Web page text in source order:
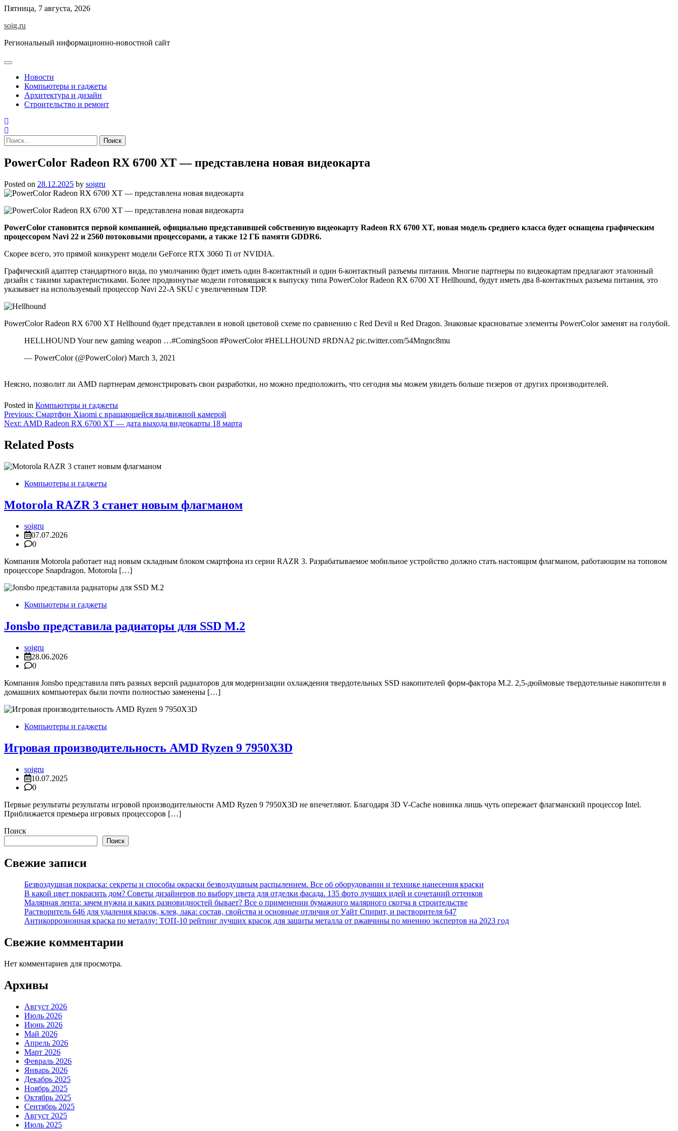
Skip
content
Пятница, 7 августа, 2026
soig.ru
Региональный информационно-новостной сайт
Новости
Компьютеры и гаджеты
Архитектура и дизайн
Строительство и ремонт
Найти:
PowerColor Radeon RX 6700 XT — представлена новая видеокарта
Posted on 28.12.2025 by soigru
PowerColor становится первой компанией, официально представившей собственную видеокарту Radeon RX 6700 XT, новая модель среднего класса будет оснащена графическим
процессором Navi 22 и 2560 потоковыми процессорами, а также 12 ГБ памяти GDDR6.
Скорее всего, это прямой конкурент модели GeForce RTX 3060 Ti от NVIDIA.
Графический адаптер стандартного вида, по умолчанию будет иметь один 8-контактный и один 6-контактный разъемы питания. Многие партнеры по видеокартам предлагают эталонный
дизайн с такими характеристиками. Более продвинутые модели готовящаяся к выпуску типа PowerColor Radeon RX 6700 XT Hellhound, будут иметь два 8-контактных разъема питания, это
указывает на используемый процессор Navi 22-A SKU с увеличенным TDP.
PowerColor Radeon RX 6700 XT Hellhound будет представлен в новой цветовой схеме по сравнению с Red Devil и Red Dragon. Знаковые красноватые элементы PowerColor заменят на голубой.
HELLHOUND Your new gaming weapon …#ComingSoon #PowerColor #HELLHOUND #RDNA2 pic.twitter.com/54Mngnc8mu
— PowerColor (@PowerColor) March 3, 2021
Неясно, позволит ли AMD партнерам демонстрировать свои разработки, но можно предположить, что сегодня мы можем увидеть больше тизеров от других производителей.
Posted in Компьютеры и гаджеты
Навигация
по
записям
Previous: Смартфон Xiaomi с вращающейся выдвижной камерой
Next: AMD Radeon RX 6700 XT — дата выхода видеокарты 18 марта
Related Posts
Компьютеры и гаджеты
Motorola RAZR 3 станет новым флагманом
soigru
07.07.2026
0
Компания Motorola работает над новым складным блоком смартфона из серии RAZR 3. Разрабатываемое мобильное устройство должно стать настоящим флагманом, работающим на топовом
процессоре Snapdragon. Motorola […]
Компьютеры и гаджеты
Jonsbo представила радиаторы для SSD M.2
soigru
28.06.2026
0
Компания Jonsbo представила пять разных версий радиаторов для модернизации охлаждения твердотельных SSD накопителей форм-фактора M.2. 2,5-дюймовые твердотельные накопители в
домашних компьютерах были почти полностью заменены […]
Компьютеры и гаджеты
Игровая производительность AMD Ryzen 9 7950X3D
soigru
10.07.2025
0
Первые результаты результаты игровой производительности AMD Ryzen 9 7950X3D не впечетляют. Благодаря 3D V-Cache новинка лишь чуть опережает флагманский процессор Intel.
Приближается премьера игровых процессоров […]
Поиск
Поиск
Свежие записи
Безвоздушная покраска: секреты и способы окраски безвоздушным распылением. Все об оборудовании и технике нанесения краски
В какой цвет покрасить дом? Советы дизайнеров по выбору цвета для отделки фасада. 135 фото лучших идей и сочетаний оттенков
Малярная лента: зачем нужна и каких разновидностей бывает? Все о применении бумажного малярного скотча в строительстве
Растворитель 646 для удаления красок, клея, лака: состав, свойства и основные отличия от Уайт Спирит, и растворителя 647
Антикоррозионная краска по металлу: ТОП-10 рейтинг лучших красок для защиты металла от ржавчины по мнению экспертов на 2023 год
Свежие комментарии
Нет комментариев для просмотра.
Архивы
Август 2026
Июль 2026
Июнь 2026
Май 2026
Апрель 2026
Март 2026
Февраль 2026
Январь 2026
Декабрь 2025
Ноябрь 2025
Октябрь 2025
Сентябрь 2025
Август 2025
Июль 2025